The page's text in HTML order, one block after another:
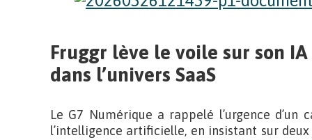
Fruggr lève le voile sur son
dans l’univers SaaS
Le G7 Numérique a rappelé l’urgence
l’intelligence artificielle, en insistant sur